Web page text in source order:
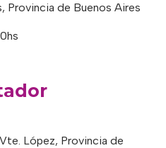
Provincia de Buenos Aires
López, Provincia de